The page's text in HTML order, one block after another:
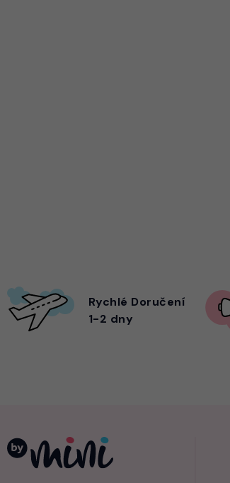
Rychlé Doručení
1-2 dny